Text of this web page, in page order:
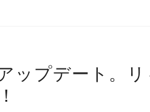
ップデート。